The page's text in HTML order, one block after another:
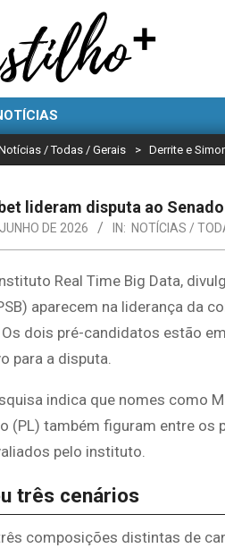
/ Todas / Gerais > Derrite e
lideram disputa ao
DE 2026 IN: NOTÍCIAS /
Real Time Big Data,
aparecem na liderança da
dois pré-candidatos estão
para a disputa.
indica que nomes como
(PL) também figuram entre
pelo instituto.
três cenários
composições distintas de